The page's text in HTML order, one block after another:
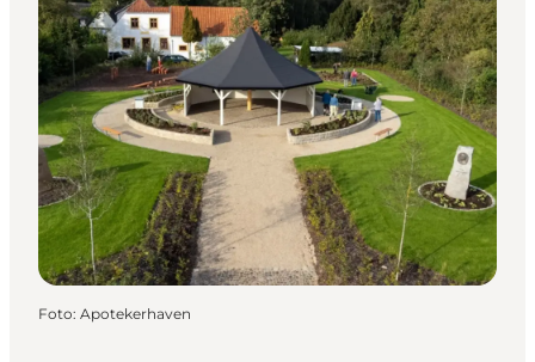
Veranstaltungen
Essen und Trinken
Shopping in Svendborg
Übernachtung
Den Urlaub planen
Foto: Apotekerhaven